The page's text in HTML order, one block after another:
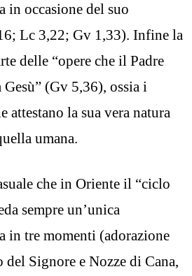
in occasione del suo
Lc 3,22; Gv 1,33). Infine la
delle “opere che il Padre
(Gv 5,36), ossia i
attestano la sua vera natura
umana.
che in Oriente il “ciclo
sempre un’unica
in tre momenti (adorazione
Signore e Nozze di Cana,